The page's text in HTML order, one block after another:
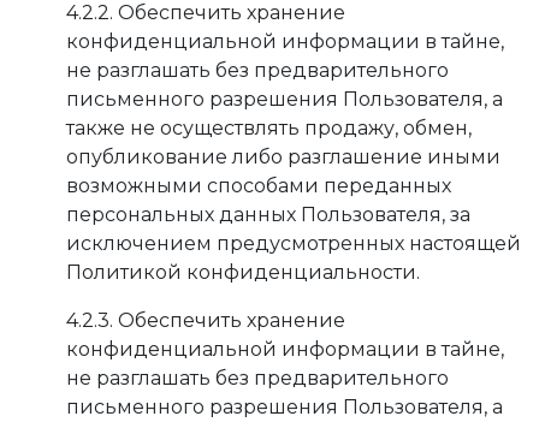
4.2.2. Обеспечить хранение
конфиденциальной информации в тайне,
не разглашать без предварительного
письменного разрешения Пользователя, а
также не осуществлять продажу, обмен,
опубликование либо разглашение иными
возможными способами переданных
персональных данных Пользователя, за
исключением предусмотренных настоящей
Политикой конфиденциальности.
4.2.3. Обеспечить хранение
конфиденциальной информации в тайне,
не разглашать без предварительного
письменного разрешения Пользователя, а